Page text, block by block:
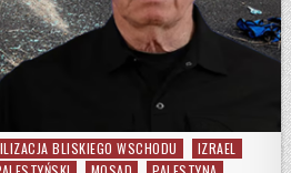
BLISKIEGO WSCHODU
IZRAEL